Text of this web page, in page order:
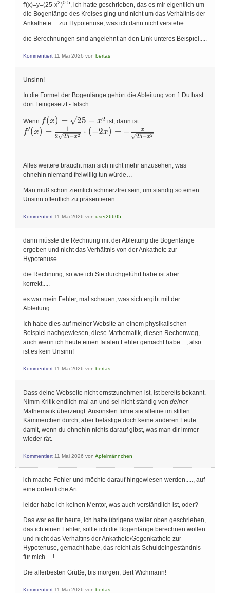
f'(x)=y=(25-x2)0.5, ich hatte geschrieben, das es mir eigentlich um
die Bogenlänge des Kreises ging und nicht um das Verhältnis der
Ankathete.... zur Hypotenuse, was ich dann nicht verstehe....
die Berechnungen sind angelehnt an den Link unteres Beispiel.....
Kommentiert 11 Mai 2026 von bertas
Unsinn!
In die Formel der Bogenlänge gehört die Ableitung von f. Du hast
dort f eingesetzt - falsch.
Wenn f(x)=\sqrt{25-
x^{2}}
f(x) = 25 − x2 ist, dann ist
f^{\prime}
(x)=\frac{1}
\cdot(-2
x)=-\frac{x}
x^{2}}}
f′(x) = 2 25−x2
1 ⋅ (−2x) = − 25−x2
x
Alles weitere braucht man sich nicht mehr anzusehen, was
ohnehin niemand freiwillig tun würde…
Man muß schon ziemlich schmerzfrei sein, um ständig so einen
Unsinn öffentlich zu präsentieren…
Kommentiert 11 Mai 2026 von user26605
dann müsste die Rechnung mit der Ableitung die Bogenlänge
ergeben und nicht das Verhältnis von der Ankathete zur
Hypotenuse
die Rechnung, so wie ich Sie durchgeführt habe ist aber
korrekt.....
es war mein Fehler, mal schauen, was sich ergibt mit der
Ableitung....
Ich habe dies auf meiner Website an einem physikalischen
Beispiel nachgewiesen, diese Mathematik, diesen Rechenweg,
auch wenn ich heute einen fatalen Fehler gemacht habe...., also
ist es kein Unsinn!
Kommentiert 11 Mai 2026 von bertas
Dass deine Webseite nicht ernstzunehmen ist, ist bereits bekannt.
Nimm Kritik endlich mal an und sei nicht ständig von deiner
Mathematik überzeugt. Ansonsten führe sie alleine im stillen
Kämmerchen durch, aber belästige doch keine anderen Leute
damit, wenn du ohnehin nichts darauf gibst, was man dir immer
wieder rät.
Kommentiert 11 Mai 2026 von Apfelmännchen
ich mache Fehler und möchte darauf hingewiesen werden....., auf
eine ordentliche Art
leider habe ich keinen Mentor, was auch verständlich ist, oder?
Das war es für heute, ich hatte übrigens weiter oben geschrieben,
das ich einen Fehler, sollte ich die Bogenlänge berechnen wollen
und nicht das Verhältins der Ankathete/Gegenkathete zur
Hypotenuse, gemacht habe, das reicht als Schuldeingeständnis
für mich.....!
Die allerbesten Grüße, bis morgen, Bert Wichmann!
Kommentiert 11 Mai 2026 von bertas